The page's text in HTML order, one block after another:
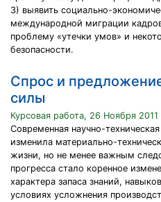
3) выявить социально-
международной миграции
проблему «утечки умов» и
безопасности.
Спрос и
силы
Курсовая работа, 26 Ноября 2011
Современная научно-
изменила материально-
жизни, но не менее важным
прогресса стало коренное
характера запаса знаний,
условиях усложнения